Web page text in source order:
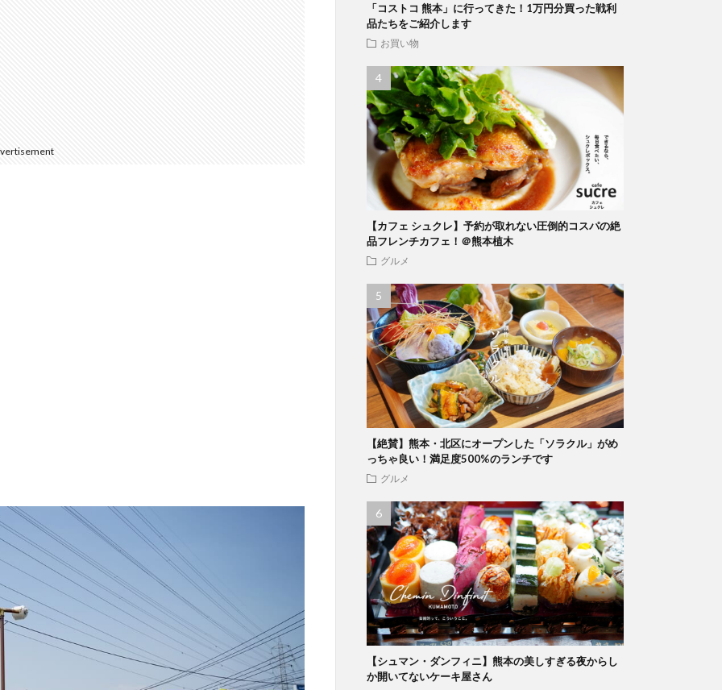
「コストコ 熊本」に行ってきた！1万円分買った戦利
品たちをご紹介します
お買い物
【カフェ シュクレ】予約が取れない圧倒的コスパの絶
品フレンチカフェ！＠熊本植木
グルメ
【絶賛】熊本・北区にオープンした「ソラクル」がめ
っちゃ良い！満足度500%のランチです
グルメ
【シュマン・ダンフィニ】熊本の美しすぎる夜からし
か開いてないケーキ屋さん